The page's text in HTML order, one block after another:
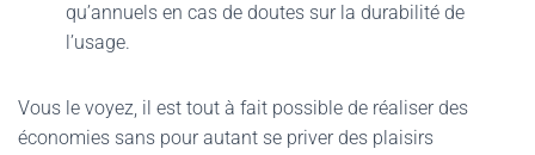
qu’annuels en cas de doutes sur la durabilité de
l’usage.
Vous le voyez, il est tout à fait possible de réaliser des
économies sans pour autant se priver des plaisirs